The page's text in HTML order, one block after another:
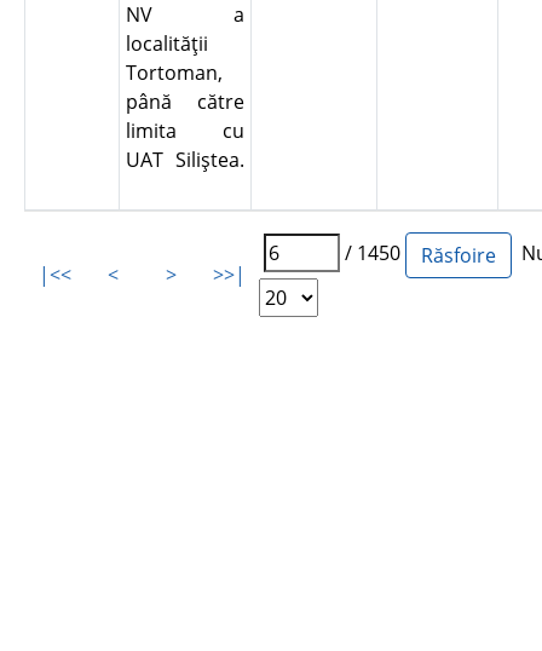
NV a
localităţii
Tortoman,
până către
limita cu
UAT Siliştea.
|<< < > >>|
/ 1450